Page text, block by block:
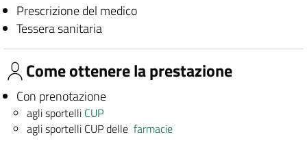
Prescrizione del medico
Tessera sanitaria
Come ottenere la prestazione
Con prenotazione
agli sportelli CUP
agli sportelli CUP dellefarmacie